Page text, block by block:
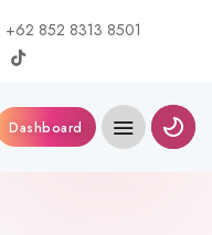
+62 852 8313 8501
Dashboard